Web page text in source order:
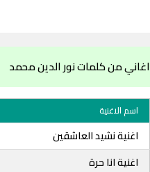
اغاني من كلمات نور الدين محمد
اسم الاغنية
اغنية نشيد العاشقين
اغنية انا حرة